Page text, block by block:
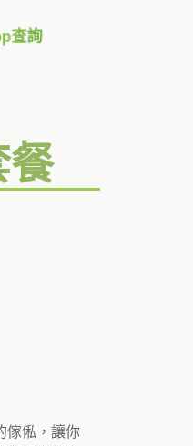
查詢
餐
傢俬，讓你